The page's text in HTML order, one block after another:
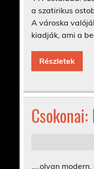
a szatirikus
A városka
kiadják, ami a
Részletek
„…olyan